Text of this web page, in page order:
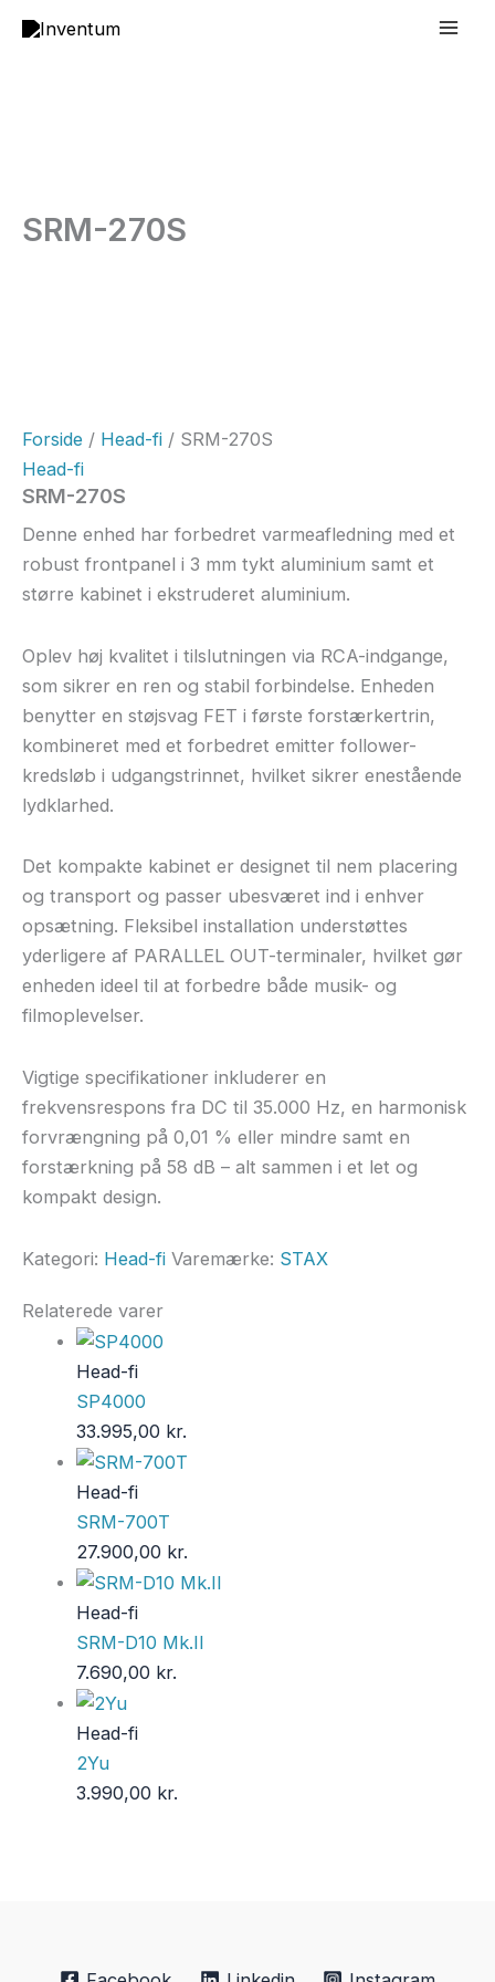
SRM-270S
Forside / Head-fi / SRM-270S
Head-fi
SRM-270S
Denne enhed har forbedret varmeafledning med et
robust frontpanel i 3 mm tykt aluminium samt et
større kabinet i ekstruderet aluminium.
Oplev høj kvalitet i tilslutningen via RCA-indgange,
som sikrer en ren og stabil forbindelse. Enheden
benytter en støjsvag FET i første forstærkertrin,
kombineret med et forbedret emitter follower-
kredsløb i udgangstrinnet, hvilket sikrer enestående
lydklarhed.
Det kompakte kabinet er designet til nem placering
og transport og passer ubesværet ind i enhver
opsætning. Fleksibel installation understøttes
yderligere af PARALLEL OUT-terminaler, hvilket gør
enheden ideel til at forbedre både musik- og
filmoplevelser.
Vigtige specifikationer inkluderer en
frekvensrespons fra DC til 35.000 Hz, en harmonisk
forvrængning på 0,01 % eller mindre samt en
forstærkning på 58 dB – alt sammen i et let og
kompakt design.
Kategori: Head-fi Varemærke: STAX
Relaterede varer
Head-fi
SP4000
33.995,00 kr.
Head-fi
SRM-700T
27.900,00 kr.
Head-fi
SRM-D10 Mk.II
7.690,00 kr.
Head-fi
2Yu
3.990,00 kr.